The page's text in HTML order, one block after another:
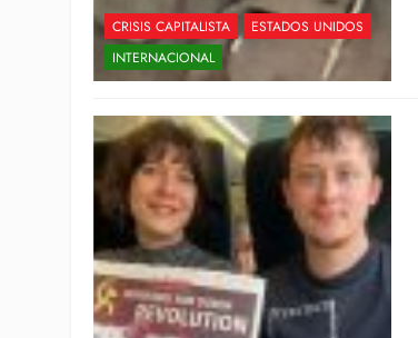
CRISIS CAPITALISTA
ESTADOS UNIDOS
INTERNACIONAL